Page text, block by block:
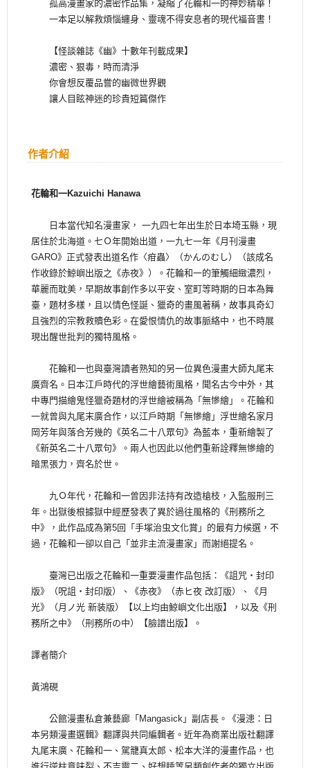
孤高漫畫家的濃密作品集，凝縮了花輪和一的神妙精華！
一本足以解救煩惱纏身、靈魂不得安息者的現代福音書！
【怪談雜誌《幽》十數年刊載成果】
濃密、狠毒，時而清淨
你會想反覆品嘗的幽微世界觀
讓人目眩神迷的珍貴短篇傑作
作者介紹
花輪和一Kazuichi Hanawa
日本當代知名漫畫家， 一九四七年出生於日本埼玉縣，現
居住於北海道。七Ｏ年開始出道，一九七一年《月刊漫畫
GARO》正式發表出道名作〈疳蟲〉（かんのむし）（該成名
作收錄於鯨嶼出版之《赤夜》）。花輪和一的筆觸細緻濃烈，
華麗而耽美，早期故事創作多以平安、室町等時期的日本為舞
臺，題材多樣，且以情色怪誕、獵奇的畫風著稱，故事具奇幻
且強烈的宗教救贖色彩。在愛恨情仇的故事脈絡中，也不時展
現出醒世批判的獨特風格。
花輪和一也與臺灣讀者熟知的另一位異色漫畫大師丸尾末
廣齊名。日本江戶時代的浮世繪藝術風格，聞名古今中外，其
中專門描繪鬼怪獵奇題材的浮世繪被稱為「無慘繪」。花輪和
一就曾與丸尾末廣合作，以江戶時期「無慘繪」浮世繪名家月
岡芳年與落合芳幾的《英名二十八眾句》為藍本，重新繪製了
《新英名二十八眾句》。兩人也因此以他們重新詮釋無慘繪的
暗黑張力，齊名於世。
九Ｏ年代，花輪和一曾因非法持有改造槍枝，入監服刑三
年。出獄後根據獄中經歷發表了異於過往風格的《刑務所之
中》，此作品成為第5回「手塚治虫文化賞」的最有力候選，不
過，花輪和一卻以自己「並非主流漫畫家」而謝絕提名。
臺灣已出版之花輪和一重要漫畫作品包括：《詛咒・封印
版》（呪詛・封印版）、《赤夜》（赤ヒ夜 改訂版）、《月
光》（月ノ光 新装版）【以上均由鯨嶼文化出版】，以及《刑
務所之中》（刑務所の中）【臉譜出版】。
譯者簡介
黃鴻硯
公館漫畫私倉兼藝廊「Mangasick」副店長。《漫漶：日
本另類漫畫選輯》翻譯與共同編輯者。近年為商業出版社翻譯
丸尾末廣、花輪和一、駕籠真太郎、松本大洋的漫畫作品，也